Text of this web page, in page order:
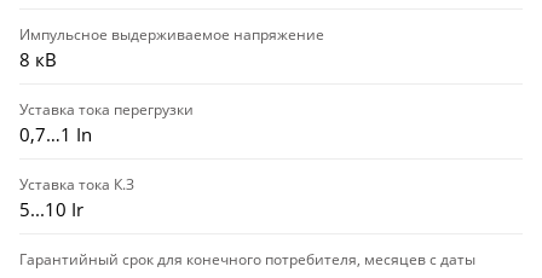
Импульсное выдерживаемое напряжение
8 кВ
Уставка тока перегрузки
0,7…1 In
Уставка тока К.З
5...10 Ir
Гарантийный срок для конечного потребителя, месяцев с даты